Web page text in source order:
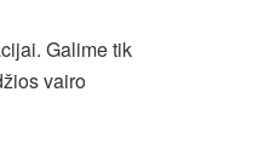
Galime tik
vairo